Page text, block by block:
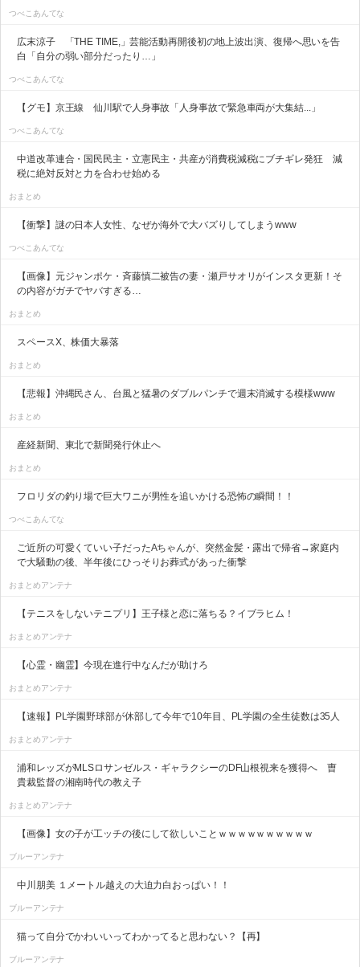
つべこあんてな
広末涼子 「THE TIME,」芸能活動再開後初の地上波出演、復帰へ思いを告
白「自分の弱い部分だったり…」
つべこあんてな
【グモ】京王線 仙川駅で人身事故「人身事故で緊急車両が大集結...」
つべこあんてな
中道改革連合・国民民主・立憲民主・共産が消費税減税にブチギレ発狂 減
税に絶対反対と力を合わせ始める
おまとめ
【衝撃】謎の日本人女性、なぜか海外で大バズりしてしまうwww
つべこあんてな
【画像】元ジャンポケ・斉藤慎二被告の妻・瀬戸サオリがインスタ更新！そ
の内容がガチでヤバすぎる…
おまとめ
スペースX、株価大暴落
おまとめ
【悲報】沖縄民さん、台風と猛暑のダブルパンチで週末消滅する模様www
おまとめ
産経新聞、東北で新聞発行休止へ
おまとめ
フロリダの釣り場で巨大ワニが男性を追いかける恐怖の瞬間！！
つべこあんてな
ご近所の可愛くていい子だったAちゃんが、突然金髪・露出で帰省→家庭内
で大騒動の後、半年後にひっそりお葬式があった衝撃
おまとめアンテナ
【テニスをしないテニプリ】王子様と恋に落ちる？イブラヒム！
おまとめアンテナ
【心霊・幽霊】今現在進行中なんだが助けろ
おまとめアンテナ
【速報】PL学園野球部が休部して今年で10年目、PL学園の全生徒数は35人
おまとめアンテナ
浦和レッズがMLSロサンゼルス・ギャラクシーのDF山根視来を獲得へ 曺
貴裁監督の湘南時代の教え子
おまとめアンテナ
【画像】女の子が工ッチの後にして欲しいことｗｗｗｗｗｗｗｗｗｗ
ブルーアンテナ
中川朋美 １メートル越えの大迫力白おっぱい！！
ブルーアンテナ
猫って自分でかわいいってわかってると思わない？【再】
ブルーアンテナ